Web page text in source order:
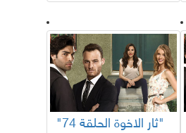
افلام عربية
"ثار الاخوة الحلقة 74"